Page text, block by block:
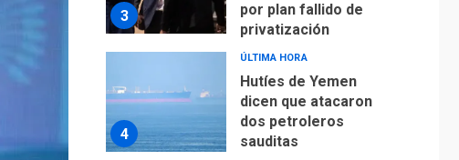
3
por plan fallido de
privatización
4
ÚLTIMA HORA
Hutíes de Yemen
dicen que atacaron
dos petroleros
sauditas